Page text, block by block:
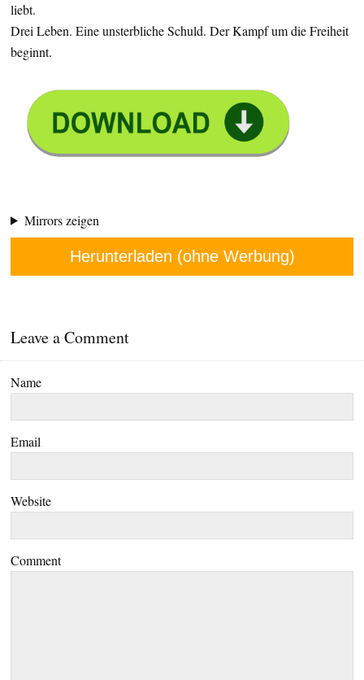
liebt.
Drei Leben. Eine unsterbliche Schuld. Der Kampf um die Freiheit
beginnt.
Mirrors zeigen
Herunterladen (ohne Werbung)
Leave a Comment
Name
Email
Website
Comment